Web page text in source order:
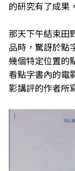
的研究有了成果
那天下午結束田
品時，驚訝於點
幾個特定位置的
看點字書內的電
影講評的作者所